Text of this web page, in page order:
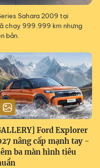
Sahara 2009 tại
chạy 999.999 km nhưng
bản.
Ford Explorer
nâng cấp mạnh tay -
ba màn hình tiêu